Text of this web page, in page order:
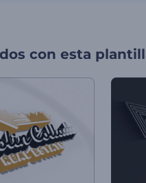
con esta